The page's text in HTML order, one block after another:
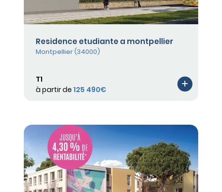
Residence etudiante a montpellier
Montpellier (34000)
T1
à partir de 125 490€